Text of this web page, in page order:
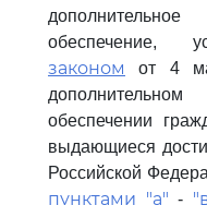
обеспечение,
законом
от 4
обеспечении
выдающиеся
Российской
пунктами "а" -